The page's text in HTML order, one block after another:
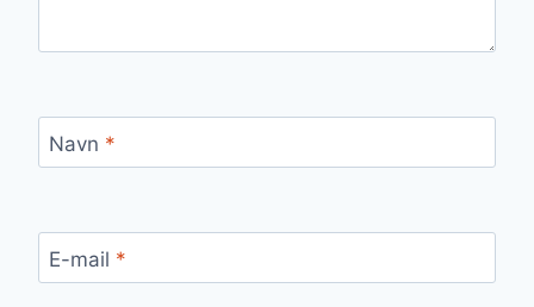
Navn *
E-mail *